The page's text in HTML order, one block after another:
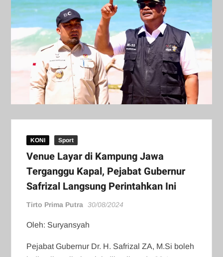
KONI Sport
Venue Layar di Kampung Jawa
Terganggu Kapal, Pejabat Gubernur
Safrizal Langsung Perintahkan Ini
Tirto Prima Putra 30/08/2024
Oleh: Suryansyah
Pejabat Gubernur Dr. H. Safrizal ZA, M.Si boleh